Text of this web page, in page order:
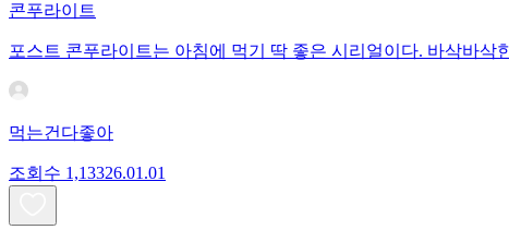
콘푸라이트
포스트 콘푸라이트는 아침에 먹기 딱 좋은 시리얼이다. 바삭바
먹는건다좋아
조회수 1,13326.01.01